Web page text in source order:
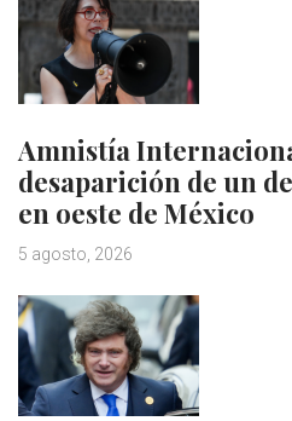
Amnistía
desaparición de un
en oeste de México
5 agosto, 2026